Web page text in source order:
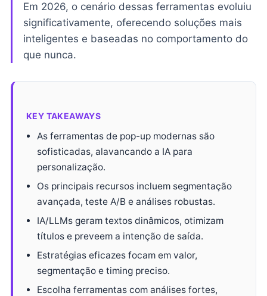
Em 2026, o cenário dessas ferramentas evoluiu
significativamente, oferecendo soluções mais
inteligentes e baseadas no comportamento do
que nunca.
KEY TAKEAWAYS
As ferramentas de pop-up modernas são
sofisticadas, alavancando a IA para
personalização.
Os principais recursos incluem segmentação
avançada, teste A/B e análises robustas.
IA/LLMs geram textos dinâmicos, otimizam
títulos e preveem a intenção de saída.
Estratégias eficazes focam em valor,
segmentação e timing preciso.
Escolha ferramentas com análises fortes,